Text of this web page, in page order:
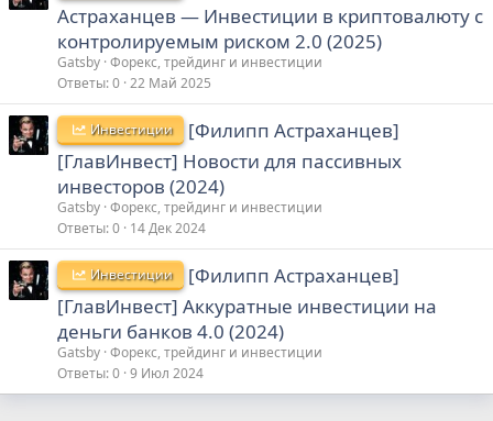
Астраханцев ― Инвестиции в криптовалюту с
контролируемым риском 2.0 (2025)
Gatsby Форекс, трейдинг и инвестиции
Ответы 0 22 Май 2025
Инвестиции
[Филипп Астраханцев]
[ГлавИнвест] Новости для пассивных
инвесторов (2024)
Gatsby Форекс, трейдинг и инвестиции
Ответы 0 14 Дек 2024
Инвестиции
[Филипп Астраханцев]
[ГлавИнвест] Аккуратные инвестиции на
деньги банков 4.0 (2024)
Gatsby Форекс, трейдинг и инвестиции
Ответы 0 9 Июл 2024